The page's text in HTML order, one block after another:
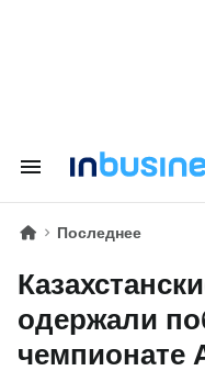
Последнее
одержали
чемпионате